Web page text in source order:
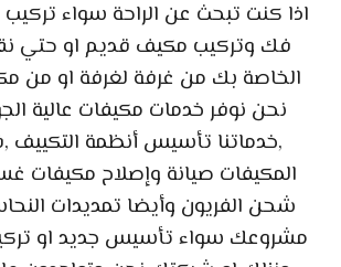
اذا كنت تبحث عن الراحة سواء
فك وتركيب مكيف قديم او حتي
الخاصة بك من غرفة لغرفة او من
نحن نوفر خدمات مكيفات عالية
,خدماتنا تأسيس أنظمة
المكيفات صيانة وإصلاح مكيفات
شحن الفريون وأيضا تمديدات
مشروعك سواء تأسيس جديد او